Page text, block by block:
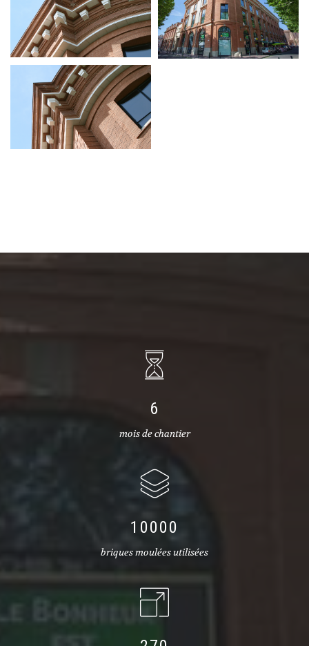
6
mois de chantier
10000
briques moulées utilisées